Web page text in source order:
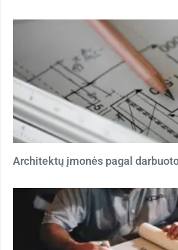
Architektų įmonės pagal